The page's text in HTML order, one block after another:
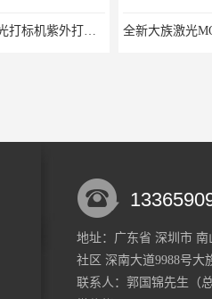
全新大族激光MOPA系列光纤打标机CN-20W
大族H20光
地址：广东省 深圳市
社区 深南大道9988号大
联系人：郭国锦先生 （